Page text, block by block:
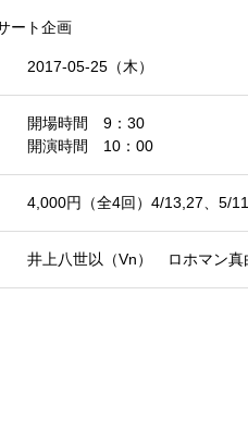
ート企画
2017-05-25（木）
開場時間 9：30
開演時間 10：00
4,000円（全4回）4/13,27、5/
井上八世以（Vn） ロホマン真